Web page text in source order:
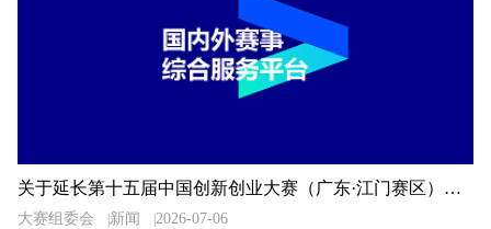
关于延长第十五届中国创新创业大赛（广东·江门赛区）暨2026年江门市“科技杯”创新创业大赛报名时间的通知
大赛组委会 新闻 2026-07-06